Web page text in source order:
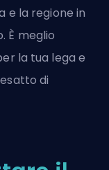
e la regione in
È meglio
la tua lega e
di